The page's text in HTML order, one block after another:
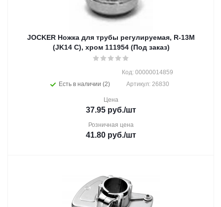
JOCKER Ножка для трубы регулируемая, R-13M
(JK14 C), хром 111954 (Под заказ)
Есть в наличии (2)
Код: 00000014859
Артикул: 26830
Цена
37.95 руб./шт
Розничная цена
41.80 руб./шт